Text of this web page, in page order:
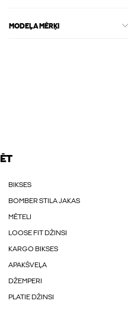
MODEĻA MĒRĶI
BIKSES
BOMBER STILA JAKAS
MĒTELI
LOOSE FIT DŽINSI
KARGO BIKSES
APAKŠVEĻA
DŽEMPERI
PLATIE DŽINSI